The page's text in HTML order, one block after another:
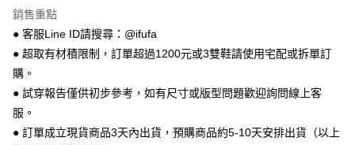
AFTEE先享後付是「在收到商品之後才付款」的支付方式。 讓您購物簡單
１．簡單：不需註冊會員、不需綁卡、不需儲值。
２．便利：只要手機號碼，簡訊認證，即可結帳。
３．安心：先確認商品／服務後，再付款。
【「AFTEE先享後付」結帳流程】
１．於結帳方式選擇「AFTEE先享後付」後，將跳轉至「AFTEE先享後付」
２．訂單成立數日內，您將收到繳費通知簡訊。
ATM付款
運送方式
全家 取貨付款
每筆NT$70，滿NT$999(含以上)免運費
付款後 全家取貨
銷售重點
● 客服Line ID請搜尋：@ifufa
● 超取有材積限制，訂單超過1200元或3雙鞋請使用宅配或拆單訂
購。
● 試穿報告僅供初步參考，如有尺寸或版型問題歡迎詢問線上客
服。
● 訂單成立現貨商品3天內出貨，預購商品約5-10天安排出貨（以上